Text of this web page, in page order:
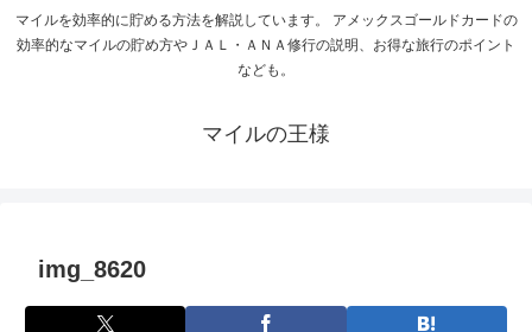
マイルを効率的に貯める方法を解説しています。 アメックスゴールドカードの
効率的なマイルの貯め方やＪＡＬ・ＡＮＡ修行の説明、お得な旅行のポイント
なども。
マイルの王様
img_8620